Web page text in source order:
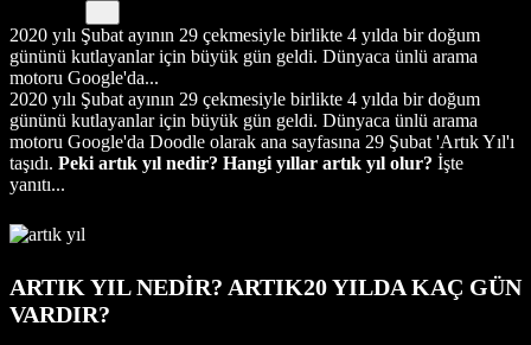
2020 yılı Şubat ayının 29 çekmesiyle birlikte 4 yılda bir doğum
gününü kutlayanlar için büyük gün geldi. Dünyaca ünlü arama
motoru Google'da...
2020 yılı Şubat ayının 29 çekmesiyle birlikte 4 yılda bir doğum
gününü kutlayanlar için büyük gün geldi. Dünyaca ünlü arama
motoru Google'da Doodle olarak ana sayfasına 29 Şubat 'Artık Yıl'ı
taşıdı. Peki artık yıl nedir? Hangi yıllar artık yıl olur? İşte
yanıtı...
ARTIK YIL NEDİR? ARTIK20 YILDA KAÇ GÜN
VARDIR?